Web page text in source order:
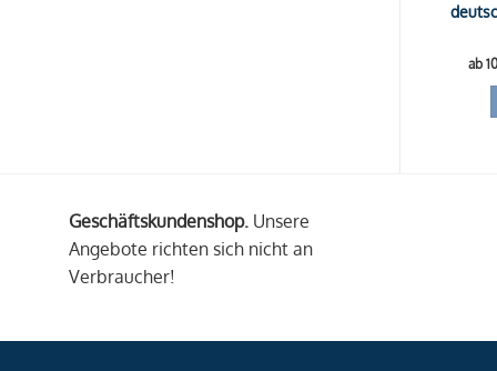
ab
Geschäftskundenshop. Unsere
Angebote richten sich nicht an
Verbraucher!